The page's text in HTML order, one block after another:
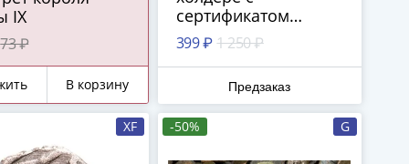
IX
73 ₽
В корзину
сертификатом
подлинности
399 ₽ 1 250 ₽
Предзаказ
XF -50% G